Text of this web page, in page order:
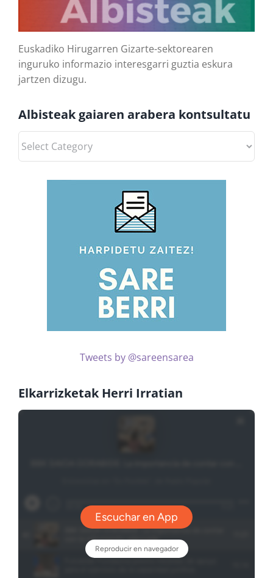
Euskadiko Hirugarren Gizarte-sektorearen
inguruko informazio interesgarri guztia eskura
jartzen dizugu.
Albisteak gaiaren arabera kontsultatu
gaiaren
kontsultatu
Tweets by @sareensarea
Elkarrizketak Herri Irratian